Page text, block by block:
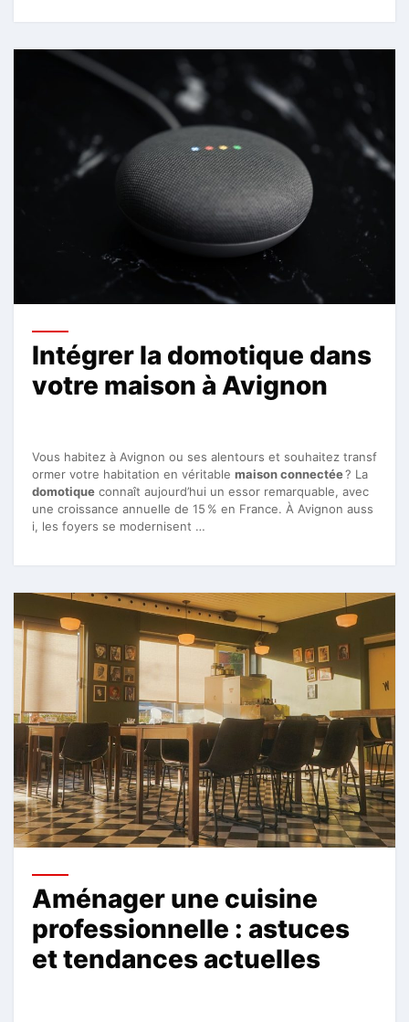
Intégrer la domotique dans
votre maison à Avignon
Vous habitez à Avignon ou ses alentours et souhaitez transf
ormer votre habitation en véritable maison connectée? La
domotique connaît aujourd’hui un essor remarquable, avec
une croissance annuelle de 15 % en France. À Avignon auss
i, les foyers se modernisent …
Aménager une cuisine
professionnelle : astuces
et tendances actuelles